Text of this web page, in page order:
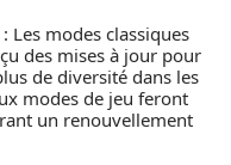
: Les modes classiques
des mises à jour pour
de diversité dans les
modes de jeu feront
un renouvellement